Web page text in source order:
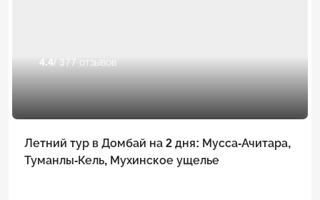
4.4/ 377 отзывов
Летний тур в Домбай на 2 дня: Мусса-Ачитара,
Туманлы-Кель, Мухинское ущелье